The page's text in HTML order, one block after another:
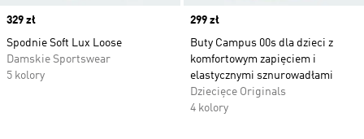
Price
329 zł
Spodnie Soft Lux Loose
Damskie Sportswear
5 kolory
Price
299 zł
Buty Campus 00s dla dzieci z
komfortowym zapięciem i
elastycznymi sznurowadłami
Dziecięce Originals
4 kolory